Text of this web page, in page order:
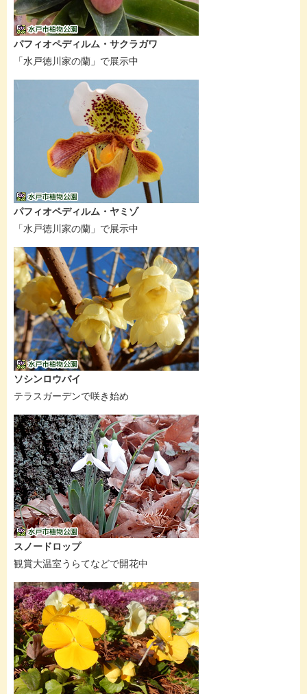
パフィオペディルム・サクラガワ
「水戸徳川家の蘭」で展示中
パフィオペディルム・ヤミゾ
「水戸徳川家の蘭」で展示中
ソシンロウバイ
テラスガーデンで咲き始め
スノードロップ
観賞大温室うらてなどで開花中